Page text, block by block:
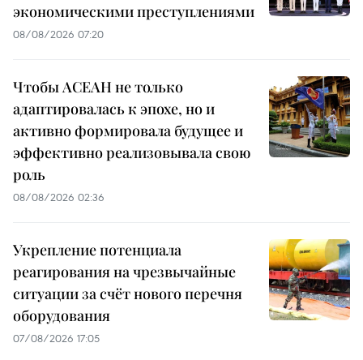
экономическими преступлениями
08/08/2026 07:20
Чтобы АСЕАН не только
адаптировалась к эпохе, но и
активно формировала будущее и
эффективно реализовывала свою
роль
08/08/2026 02:36
Укрепление потенциала
реагирования на чрезвычайные
ситуации за счёт нового перечня
оборудования
07/08/2026 17:05